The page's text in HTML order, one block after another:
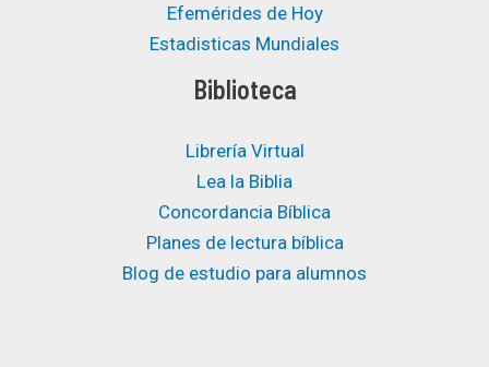
Efemérides de Hoy
Estadisticas Mundiales
Biblioteca
Librería Virtual
Lea la Biblia
Concordancia Bíblica
Planes de lectura bíblica
Blog de estudio para alumnos